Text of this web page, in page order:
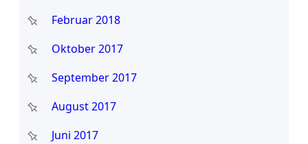
Februar 2018
Oktober 2017
September 2017
August 2017
Juni 2017